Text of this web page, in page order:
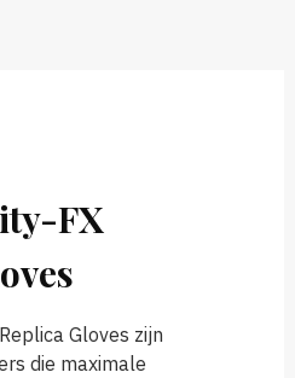
FX
Gloves zijn
die maximale